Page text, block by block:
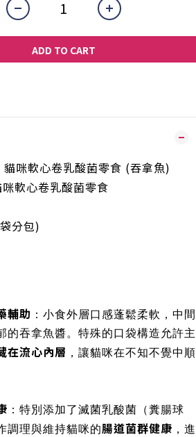
ADD TO CART
咪軟心卷乳酸菌零食 (吞拿魚)
軟心卷乳酸菌零食
分包)
輔助 ：小食外層口感蓬鬆柔軟，中間
的吞拿魚醬。特殊的口袋構造允許主
在流心內層 ，讓貓咪在不知不覺中順
：特別添加了滅菌乳酸菌（糞腸球
調理與維持貓咪的腸道菌群健康 ，進